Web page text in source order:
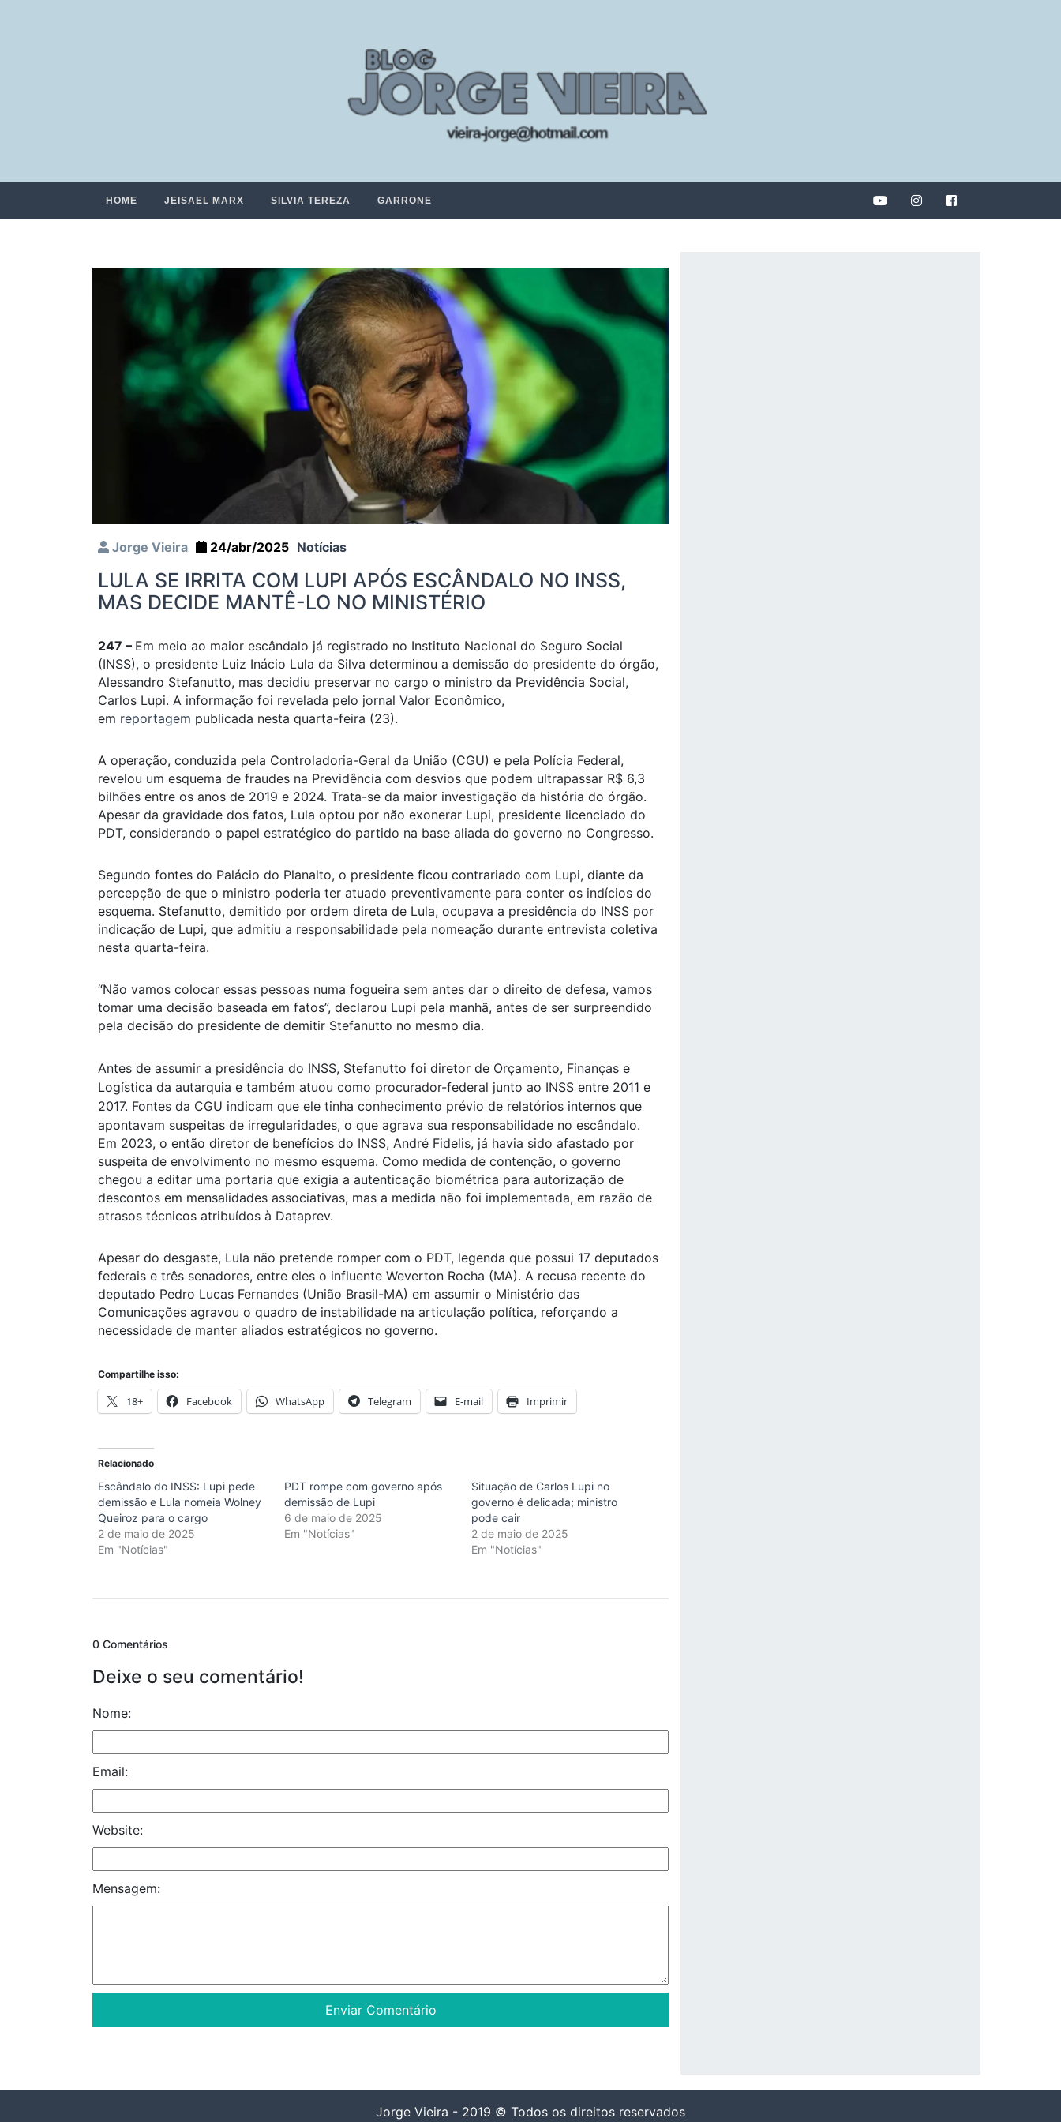
HOME JEISAEL MARX SILVIA TEREZA GARRONE
Jorge Vieira 24/abr/2025 Notícias
LULA SE IRRITA COM LUPI APÓS ESCÂNDALO NO INSS,
MAS DECIDE MANTÊ-LO NO MINISTÉRIO
247 – Em meio ao maior escândalo já registrado no Instituto Nacional do Seguro Social
(INSS), o presidente Luiz Inácio Lula da Silva determinou a demissão do presidente do órgão,
Alessandro Stefanutto, mas decidiu preservar no cargo o ministro da Previdência Social,
Carlos Lupi. A informação foi revelada pelo jornal Valor Econômico,
em reportagem publicada nesta quarta-feira (23).
A operação, conduzida pela Controladoria-Geral da União (CGU) e pela Polícia Federal,
revelou um esquema de fraudes na Previdência com desvios que podem ultrapassar R$ 6,3
bilhões entre os anos de 2019 e 2024. Trata-se da maior investigação da história do órgão.
Apesar da gravidade dos fatos, Lula optou por não exonerar Lupi, presidente licenciado do
PDT, considerando o papel estratégico do partido na base aliada do governo no Congresso.
Segundo fontes do Palácio do Planalto, o presidente ficou contrariado com Lupi, diante da
percepção de que o ministro poderia ter atuado preventivamente para conter os indícios do
esquema. Stefanutto, demitido por ordem direta de Lula, ocupava a presidência do INSS por
indicação de Lupi, que admitiu a responsabilidade pela nomeação durante entrevista coletiva
nesta quarta-feira.
“Não vamos colocar essas pessoas numa fogueira sem antes dar o direito de defesa, vamos
tomar uma decisão baseada em fatos”, declarou Lupi pela manhã, antes de ser surpreendido
pela decisão do presidente de demitir Stefanutto no mesmo dia.
Antes de assumir a presidência do INSS, Stefanutto foi diretor de Orçamento, Finanças e
Logística da autarquia e também atuou como procurador-federal junto ao INSS entre 2011 e
2017. Fontes da CGU indicam que ele tinha conhecimento prévio de relatórios internos que
apontavam suspeitas de irregularidades, o que agrava sua responsabilidade no escândalo.
Em 2023, o então diretor de benefícios do INSS, André Fidelis, já havia sido afastado por
suspeita de envolvimento no mesmo esquema. Como medida de contenção, o governo
chegou a editar uma portaria que exigia a autenticação biométrica para autorização de
descontos em mensalidades associativas, mas a medida não foi implementada, em razão de
atrasos técnicos atribuídos à Dataprev.
Apesar do desgaste, Lula não pretende romper com o PDT, legenda que possui 17 deputados
federais e três senadores, entre eles o influente Weverton Rocha (MA). A recusa recente do
deputado Pedro Lucas Fernandes (União Brasil-MA) em assumir o Ministério das
Comunicações agravou o quadro de instabilidade na articulação política, reforçando a
necessidade de manter aliados estratégicos no governo.
Compartilhe isso:
18+ Facebook WhatsApp Telegram E-mail Imprimir
Relacionado
Escândalo do INSS: Lupi pede
demissão e Lula nomeia Wolney
Queiroz para o cargo
2 de maio de 2025
Em "Notícias"
PDT rompe com governo após
demissão de Lupi
6 de maio de 2025
Em "Notícias"
Situação de Carlos Lupi no
governo é delicada; ministro
pode cair
2 de maio de 2025
Em "Notícias"
0 Comentários
Deixe o seu comentário!
Nome:
Email:
Website:
Mensagem:
Jorge Vieira - 2019 © Todos os direitos reservados